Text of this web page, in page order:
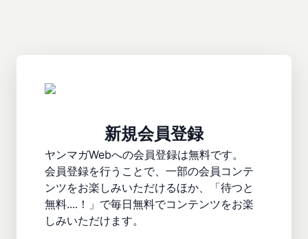
新規会員登録
ヤンマガWebへの会員登録は無料です。
会員登録を行うことで、一部の会員コンテ
ンツをお楽しみいただけるほか、「待つと
無料....！」で毎日無料でコンテンツをお楽
しみいただけます。